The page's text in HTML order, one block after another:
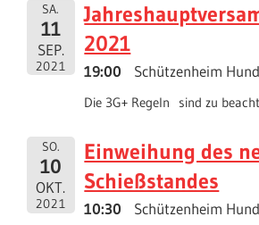
SA.
11
SEP.
2021
2021
19:00 Schützenheim
Die 3G+ Regeln sind zu
SO.
10
OKT.
2021
Einweihung des
Schießstandes
10:30 Schützenheim